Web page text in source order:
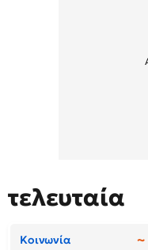
τελευταία
Κοινωνία